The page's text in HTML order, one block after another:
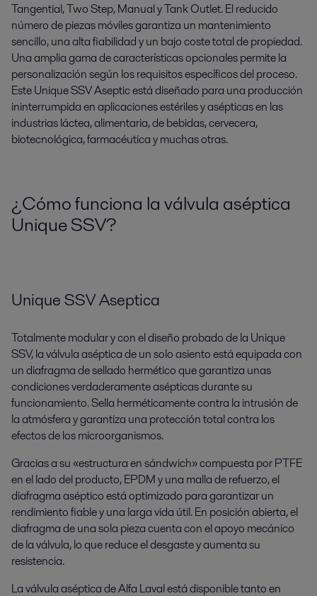
Tangential, Two Step, Manual y Tank Outlet. El reducido
número de piezas móviles garantiza un mantenimiento
sencillo, una alta fiabilidad y un bajo coste total de propiedad.
Una amplia gama de características opcionales permite la
personalización según los requisitos específicos del proceso.
Este Unique SSV Aseptic está diseñado para una producción
ininterrumpida en aplicaciones estériles y asépticas en las
industrias láctea, alimentaria, de bebidas, cervecera,
biotecnológica, farmacéutica y muchas otras.
¿Cómo funciona la válvula aséptica
Unique SSV?
Unique SSV Aseptica
Totalmente modular y con el diseño probado de la Unique
SSV, la válvula aséptica de un solo asiento está equipada con
un diafragma de sellado hermético que garantiza unas
condiciones verdaderamente asépticas durante su
funcionamiento. Sella herméticamente contra la intrusión de
la atmósfera y garantiza una protección total contra los
efectos de los microorganismos.
Gracias a su «estructura en sándwich» compuesta por PTFE
en el lado del producto, EPDM y una malla de refuerzo, el
diafragma aséptico está optimizado para garantizar un
rendimiento fiable y una larga vida útil. En posición abierta, el
diafragma de una sola pieza cuenta con el apoyo mecánico
de la válvula, lo que reduce el desgaste y aumenta su
resistencia.
La válvula aséptica de Alfa Laval está disponible tanto en